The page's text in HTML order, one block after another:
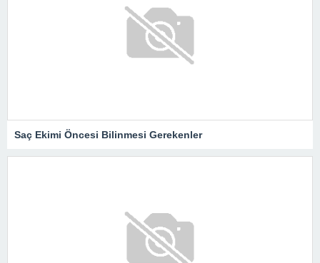
Saç Ekimi Öncesi Bilinmesi Gerekenler